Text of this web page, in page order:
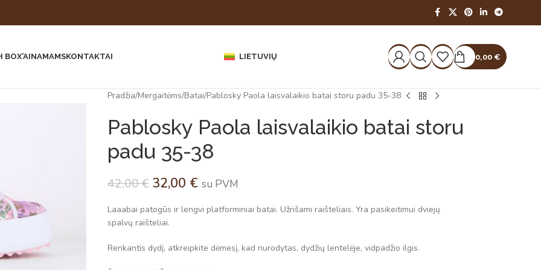
BOX’AINAMAMSKONTAKTAI LIETUVIŲ 0,00 €
Pradžia Mergaitėms Batai Pablosky Paola laisvalaikio batai storu padu 35-38
Pablosky Paola laisvalaikio batai storu
padu 35-38
42,00€ 32,00 € su PVM
Laaabai patogūs ir lengvi platforminiai batai. Užrišami raišteliais. Yra pasikeitimui dviejų
spalvų raišteliai.
Renkantis dydį, atkreipkite dėmesį, kad nurodytas, dydžių lentelėje, vidpadžio ilgis.